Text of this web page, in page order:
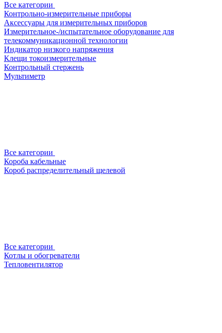
Все категории
Контрольно-измерительные приборы
Аксессуары для измерительных приборов
Измерительное-/испытательное оборудование для
телекоммуникационной технологии
Индикатор низкого напряжения
Клещи токоизмерительные
Контрольный стержень
Мультиметр
Все категории
Короба кабельные
Короб распределительный щелевой
Все категории
Котлы и обогреватели
Тепловентилятор